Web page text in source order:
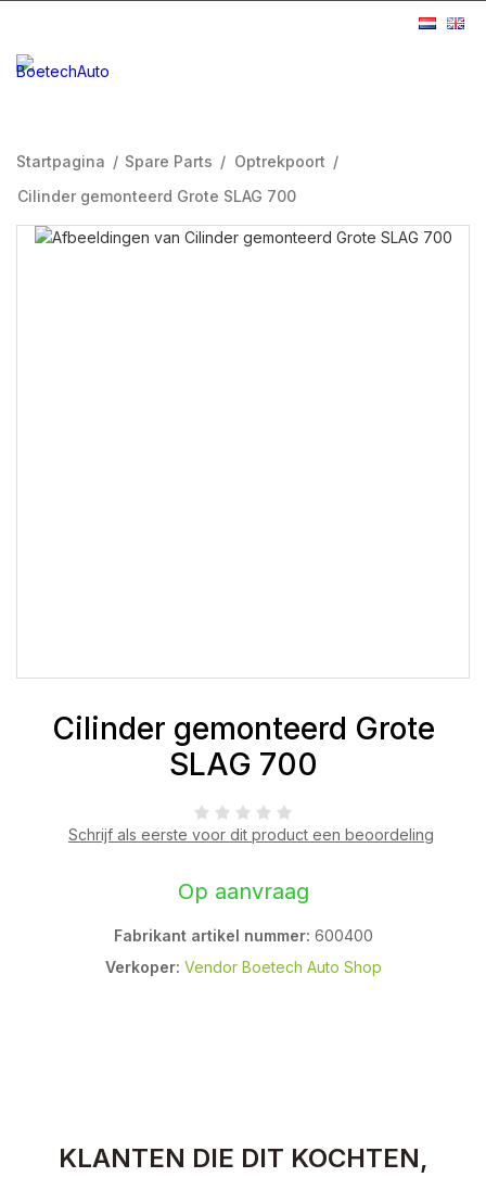
Startpagina / Spare Parts / Optrekpoort /
Cilinder gemonteerd Grote SLAG 700
Cilinder gemonteerd Grote
SLAG 700
Schrijf als eerste voor dit product een beoordeling
Op aanvraag
Fabrikant artikel nummer: 600400
Verkoper: Vendor Boetech Auto Shop
KLANTEN DIE DIT KOCHTEN,